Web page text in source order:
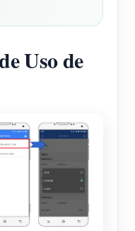
Uso de